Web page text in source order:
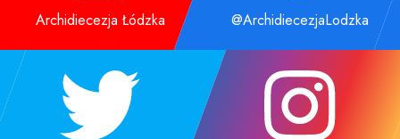
Archidiecezja Łódzka @ArchidiecezjaLodzka